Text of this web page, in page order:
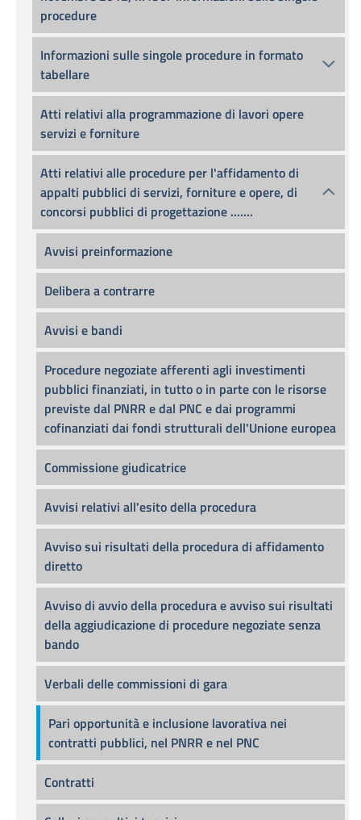
procedure
Informazioni sulle singole procedure in formato
tabellare
Atti relativi alla programmazione di lavori opere
servizi e forniture
Atti relativi alle procedure per l'affidamento di
appalti pubblici di servizi, forniture e opere, di
concorsi pubblici di progettazione .......
Avvisi preinformazione
Delibera a contrarre
Avvisi e bandi
Procedure negoziate afferenti agli investimenti
pubblici finanziati, in tutto o in parte con le risorse
previste dal PNRR e dal PNC e dai programmi
cofinanziati dai fondi strutturali dell'Unione europea
Commissione giudicatrice
Avvisi relativi all'esito della procedura
Avviso sui risultati della procedura di affidamento
diretto
Avviso di avvio della procedura e avviso sui risultati
della aggiudicazione di procedure negoziate senza
bando
Verbali delle commissioni di gara
Pari opportunità e inclusione lavorativa nei
contratti pubblici, nel PNRR e nel PNC
Contratti